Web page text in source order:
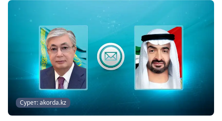
Сурет: akorda.kz